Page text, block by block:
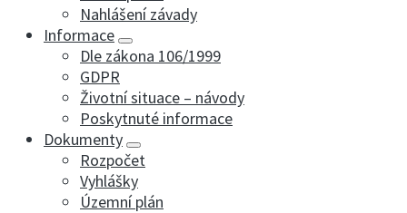
Nahlášení závady
Informace
Dle zákona 106/1999
GDPR
Životní situace – návody
Poskytnuté informace
Dokumenty
Rozpočet
Vyhlášky
Územní plán